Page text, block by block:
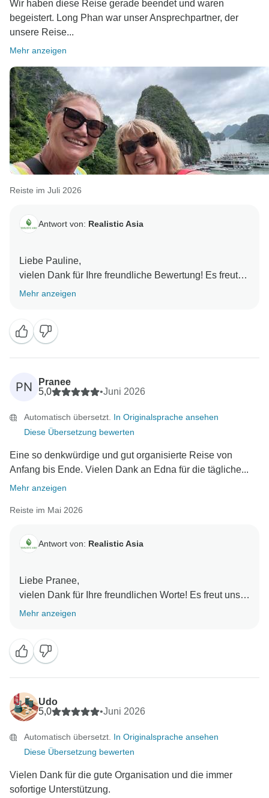
Wir haben diese Reise gerade beendet und waren
begeistert. Long Phan war unser Ansprechpartner, der
unsere Reise...
Mehr anzeigen
Reiste im Juli 2026
Antwort von: Realistic Asia
Liebe Pauline,
vielen Dank für Ihre freundliche Bewertung! Es freut
uns sehr zu hören, dass Sie eine schöne Reise hatten
dass die Reiseroute unterwegs an Ihre Bedürfnisse
angepasst werden konnte. Vielen Dank für Ihre
Empfehlung, und wir hoffen, Sie in Zukunft auf einer
weiteren Reise begrüßen zu dürfen!
Mit freundlichen Grüßen,
Mehr anzeigen
PN
Pranee
5,0
•Juni 2026
Automatisch übersetzt. In Originalsprache ansehen
Diese Übersetzung bewerten
Eine so denkwürdige und gut organisierte Reise von
Anfang bis Ende. Vielen Dank an Edna für die tägliche...
Mehr anzeigen
Reiste im Mai 2026
Antwort von: Realistic Asia
Liebe Pranee,
vielen Dank für Ihre freundlichen Worte! Es freut uns
sehr zu hören, dass Sie eine so unvergessliche und
reibungslos und einfach für Sie war. Ihre Empfehlung
bedeutet uns sehr viel. Wir hoffen, Sie bei einer
weiteren großartigen Reise mit Realistic Asia wieder
begrüßen zu dürfen!
Mit freundlichen Grüßen,
Mehr anzeigen
Udo
5,0
•Juni 2026
Automatisch übersetzt. In Originalsprache ansehen
Diese Übersetzung bewerten
Vielen Dank für die gute Organisation und die immer
sofortige Unterstützung.